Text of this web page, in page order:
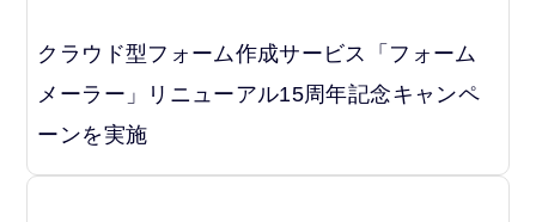
クラウド型フォーム作成サービス「フォーム
メーラー」リニューアル15周年記念キャンペ
ーンを実施